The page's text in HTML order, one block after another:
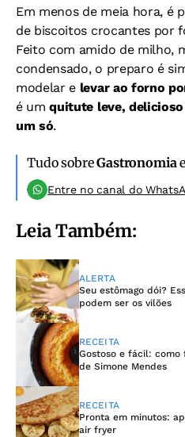
Em menos de meia hora, é
de biscoitos crocantes por
Feito com amido de milho,
condensado, o preparo é
modelar e levar ao forno
é umquitute leve,
um só.
Tudo sobreGastronomia
Entre no canal do
Leia Também:
ALERTA
Seu estômago dói?
podem ser os vilões
RECEITA
Gostoso e fácil:
de Simone Mendes
RECEITA
Pronta em minutos:
air fryer